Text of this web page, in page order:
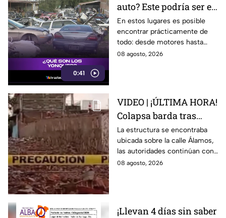
0:41
auto? Este podría ser el
lugar ideal para los
automovilistas
En estos lugares es posible
encontrar prácticamente de
todo: desde motores hasta
transmisores.
08 agosto, 2026
VIDEO | ¡ÚLTIMA HORA!
Colapsa barda tras
intensa lluvia en León;
¿hay personas
lesionadas?
La estructura se encontraba
ubicada sobre la calle Álamos,
las autoridades continúan con
las investigaciones.
08 agosto, 2026
¡Llevan 4 días sin saber